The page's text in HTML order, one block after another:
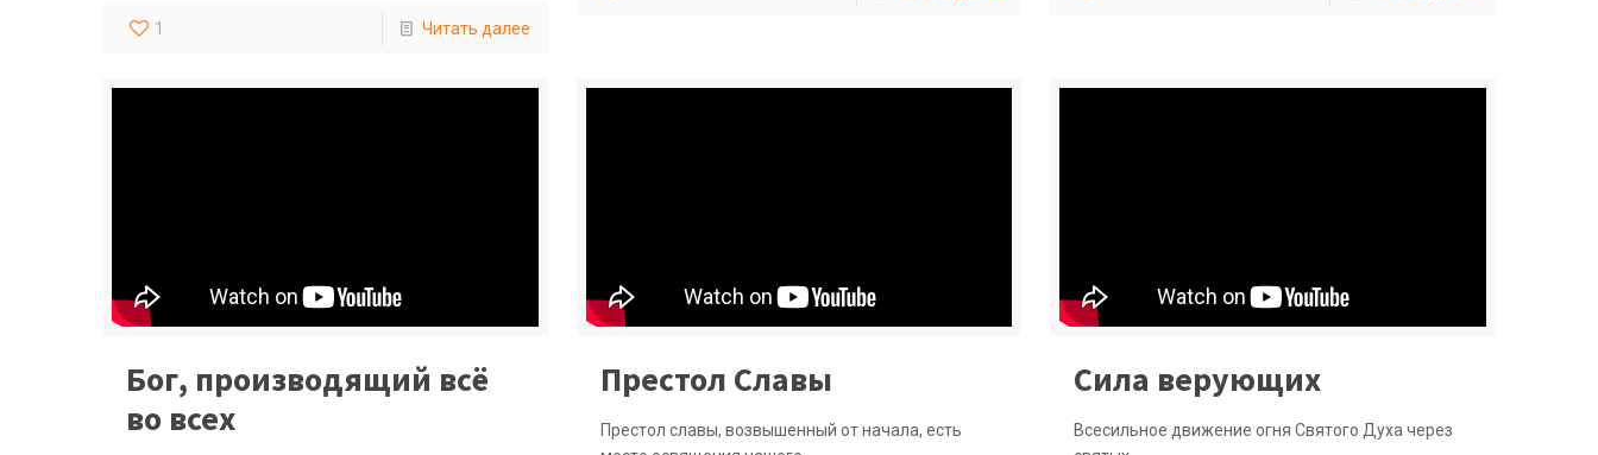
1 Читать далее
Бог, производящий всё
во всех
Престол Славы
Престол славы, возвышенный от начала, есть
Сила верующих
Всесильное движение огня Святого Духа через